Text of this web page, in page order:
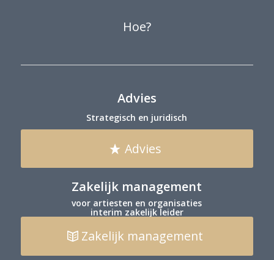
Hoe?
Advies
Strategisch en juridisch
Advies
Zakelijk management
voor artiesten en organisaties
interim zakelijk leider
Zakelijk management